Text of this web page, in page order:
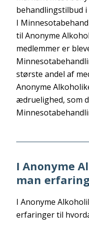
behandlingstilbud i
I
til Anonyme
medlemmer er
største andel af
Anonyme
ædruelighed, som
I Anonyme
man
I Anonyme
erfaringer til